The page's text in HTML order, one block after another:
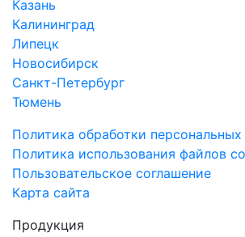
Казань
Калининград
Липецк
Новосибирск
Санкт-Петербург
Тюмень
Политика обработки
Политика использования файлов
Пользовательское соглашение
Карта сайта
Продукция